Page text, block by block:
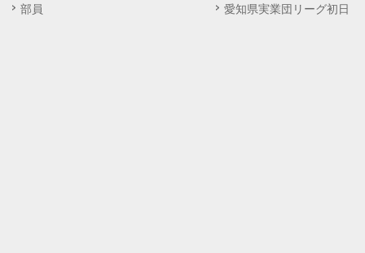
部員
愛知県実業団リーグ初日